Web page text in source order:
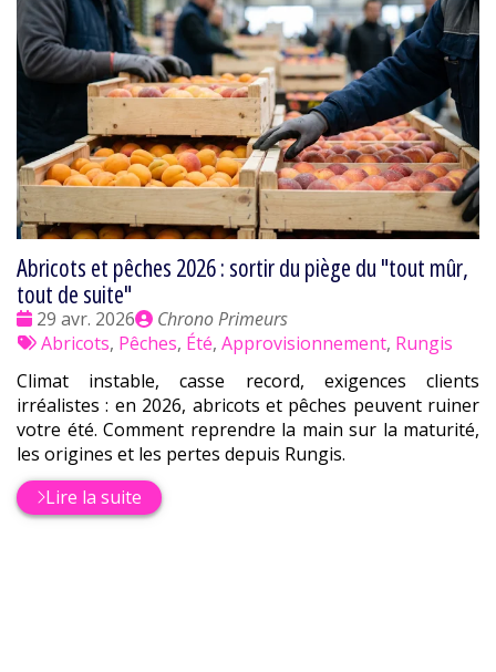
Abricots et pêches 2026 : sortir du piège du "tout mûr,
tout de suite"
Date
:
29 avr. 2026
Publié
par
Chrono Primeurs
Tags
Abricots, Pêches, Été, Approvisionnement, Rungis
Climat instable, casse record, exigences clients
irréalistes : en 2026, abricots et pêches peuvent ruiner
votre été. Comment reprendre la main sur la maturité,
les origines et les pertes depuis Rungis.
Lire la suite